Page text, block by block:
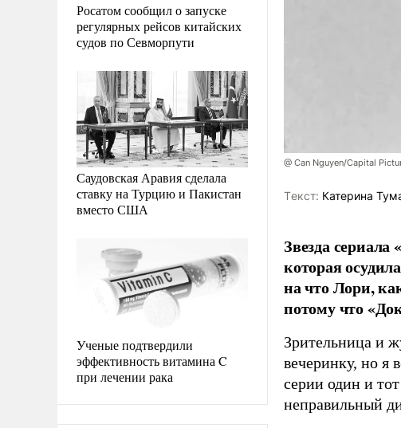
Росатом сообщил о запуске
регулярных рейсов китайских
судов по Севморпути
Саудовская Аравия сделала
ставку на Турцию и Пакистан
вместо США
Ученые подтвердили
эффективность витамина C
при лечении рака
@ Can Nguyen/Capital
Tекст: Катерина
Звезда
которая
на что Лори,
потому что
Зрительница и
вечеринку, но я
серии один и
неправильный